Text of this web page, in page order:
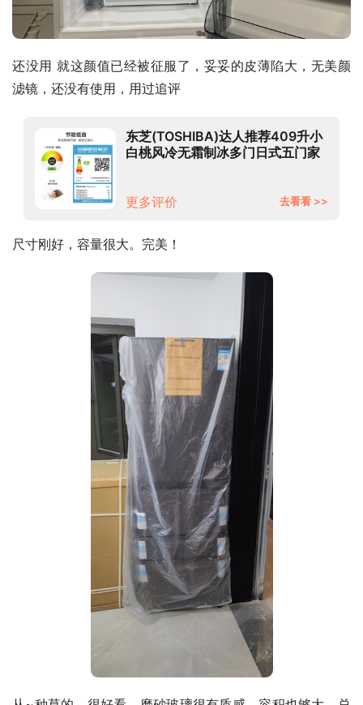
还没用 就这颜值已经被征服了，妥妥的皮薄陷大，无美颜
滤镜，还没有使用，用过追评
东芝(TOSHIBA)达人推荐409升小
白桃风冷无霜制冰多门日式五门家
更多评价
去看看 >>
尺寸刚好，容量很大。完美！